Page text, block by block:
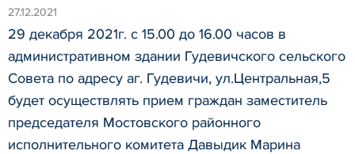
27.12.2021
29 декабря 2021г. с 15.00 до 16.00 часов в
административном здании Гудевичского сельского
Совета по адресу аг. Гудевичи, ул.Центральная,5
будет осуществлять прием граждан заместитель
председателя Мостовского районного
исполнительного комитета Давыдик Марина